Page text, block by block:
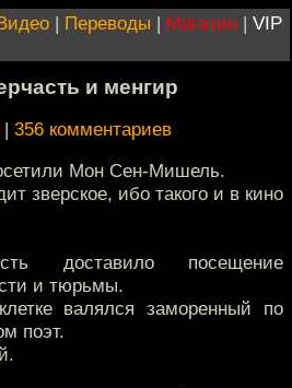
| Переводы | Магазин | VIP
и менгир
| 356 комментариев
Мон Сен-Мишель.
зверское, ибо такого и в кино
доставило посещение
и тюрьмы.
валялся заморенный по
поэт.